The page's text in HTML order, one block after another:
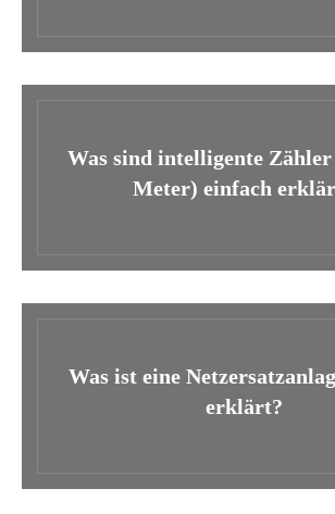
Was sind intelligente
Meter) einfach
Was ist eine
erklärt?